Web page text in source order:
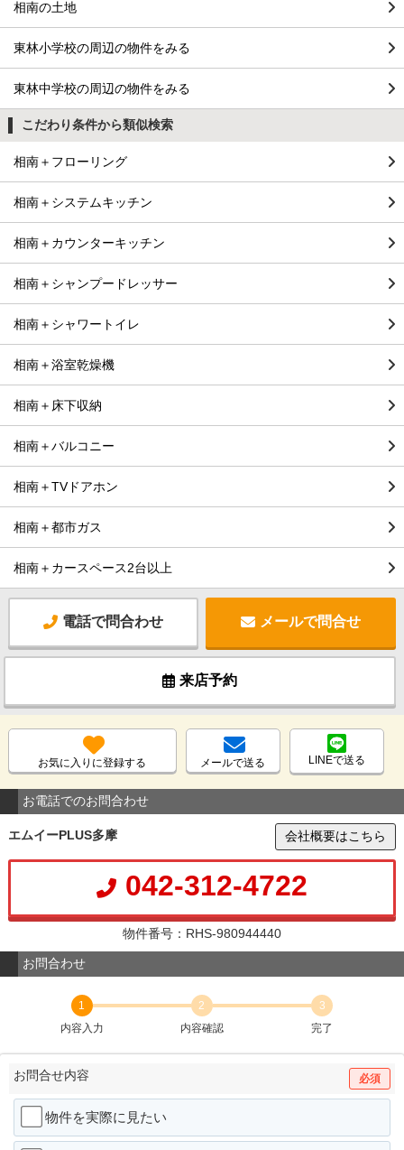
相南の土地
東林小学校の周辺の物件をみる
東林中学校の周辺の物件をみる
こだわり条件から類似検索
相南＋フローリング
相南＋システムキッチン
相南＋カウンターキッチン
相南＋シャンプードレッサー
相南＋シャワートイレ
相南＋浴室乾燥機
相南＋床下収納
相南＋バルコニー
相南＋TVドアホン
相南＋都市ガス
相南＋カースペース2台以上
電話で問合わせ メールで問合せ
来店予約
お気に入りに登録する メールで送る LINEで送る
お電話でのお問合わせ
エムイーPLUS多摩 会社概要はこちら
042-312-4722
物件番号：RHS-980944440
お問合わせ
1
内容入力
2
内容確認
3
完了
お問合せ内容 必須
物件を実際に見たい